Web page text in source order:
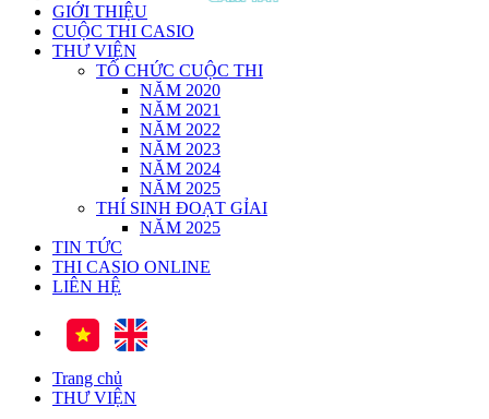
GIỚI THIỆU
CUỘC THI CASIO
THƯ VIỆN
TỔ CHỨC CUỘC THI
NĂM 2020
NĂM 2021
NĂM 2022
NĂM 2023
NĂM 2024
NĂM 2025
THÍ SINH ĐOẠT GỈAI
NĂM 2025
TIN TỨC
THI CASIO ONLINE
LIÊN HỆ
Trang chủ
THƯ VIỆN